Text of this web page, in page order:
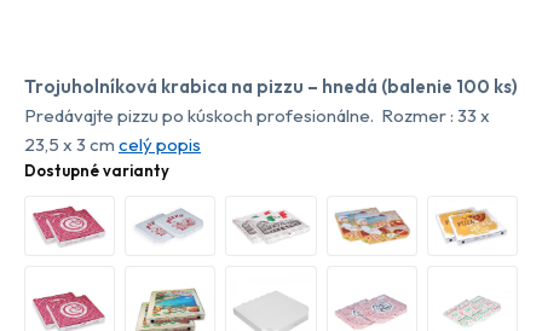
Trojuholníková krabica na pizzu – hnedá (balenie 100 ks)
Predávajte pizzu po kúskoch profesionálne. Rozmer : 33 x
23,5 x 3 cm celý popis
Dostupné varianty